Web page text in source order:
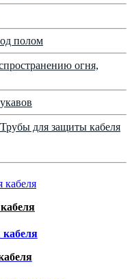
полом
огня,
для защиты кабеля